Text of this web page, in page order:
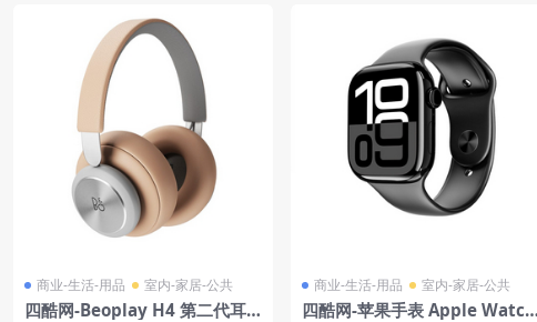
商业-生活-用品 室内-家居-公共
四酷网-Beoplay H4 第二代耳
商业-生活-用品 室内-家居-公共
四酷网-苹果手表 Apple Watch